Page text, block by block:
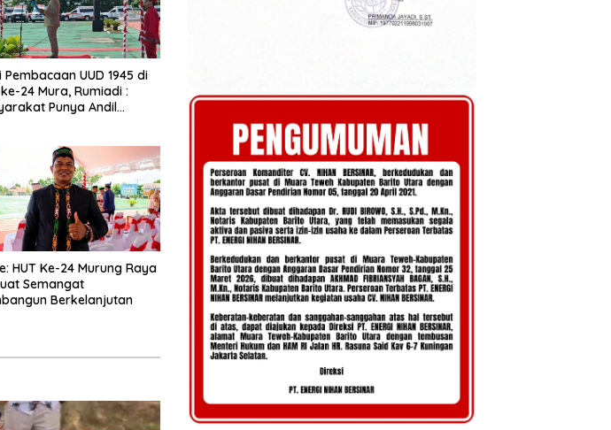
Pembacaan UUD 1945 di
24 Mura, Rumiadi :
Punya Andil
HUT Ke-24 Murung Raya
Semangat
Berkelanjutan